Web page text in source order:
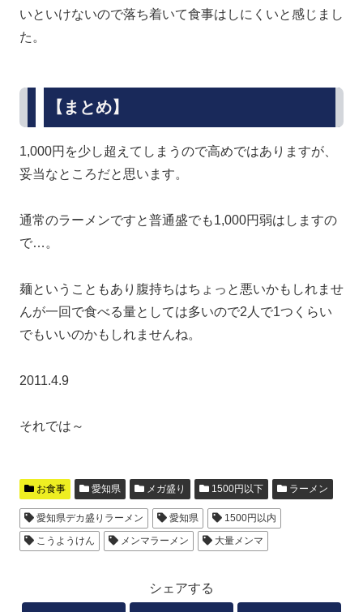
いといけないので落ち着いて食事はしにくいと感じまし
た。
【まとめ】
1,000円を少し超えてしまうので高めではありますが、
妥当なところだと思います。
通常のラーメンですと普通盛でも1,000円弱はしますの
で…。
麺ということもあり腹持ちはちょっと悪いかもしれませ
んが一回で食べる量としては多いので2人で1つくらい
でもいいのかもしれませんね。
2011.4.9
それでは～
お食事 愛知県 メガ盛り 1500円以下 ラーメン
愛知県デカ盛りラーメン 愛知県
1500円以内
こうようけん
メンマラーメン 大量メンマ
シェアする